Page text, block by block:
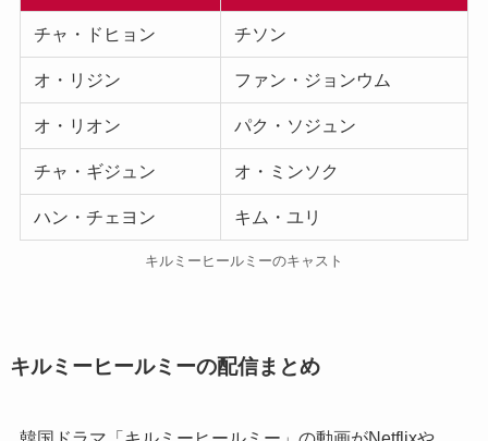
チャ・ドヒョン チソン
オ・リジン ファン・ジョンウム
オ・リオン パク・ソジュン
チャ・ギジュン オ・ミンソク
ハン・チェヨン キム・ユリ
キルミーヒールミーのキャスト
キルミーヒールミーの配信まとめ